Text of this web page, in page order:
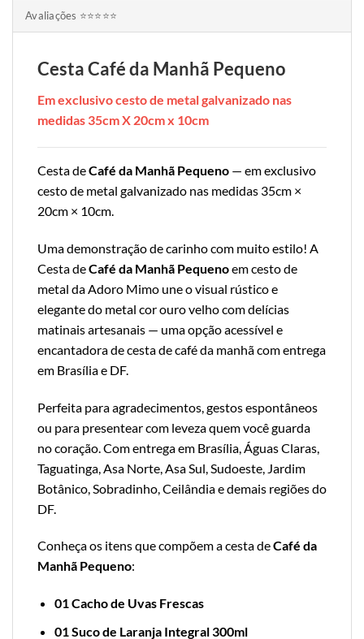
Avaliações ⭐⭐⭐⭐⭐
Cesta Café da Manhã Pequeno
Em exclusivo cesto de metal galvanizado nas
medidas 35cm X 20cm x 10cm
Cesta deCafé da Manhã Pequeno — em exclusivo
cesto de metal galvanizado nas medidas 35cm ×
20cm × 10cm.
Uma demonstração de carinho com muito estilo! A
Cesta deCafé da Manhã Pequenoem cesto de
metal da Adoro Mimo une o visual rústico e
elegante do metal cor ouro velho com delícias
matinais artesanais — uma opção acessível e
encantadora de cesta de café da manhã com entrega
em Brasília e DF.
Perfeita para agradecimentos, gestos espontâneos
ou para presentear com leveza quem você guarda
no coração. Com entrega em Brasília, Águas Claras,
Taguatinga, Asa Norte, Asa Sul, Sudoeste, Jardim
Botânico, Sobradinho, Ceilândia e demais regiões do
DF.
Conheça os itens que compõem a cesta deCafé da
Manhã Pequeno:
01 Cacho de Uvas Frescas
01 Suco de Laranja Integral 300ml